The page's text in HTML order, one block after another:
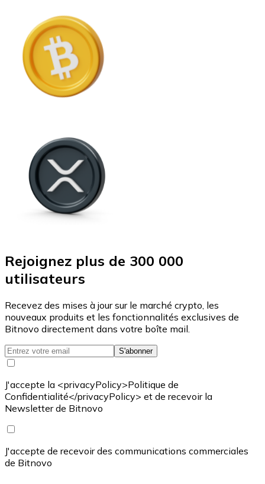
Rejoignez plus de 300 000
utilisateurs
Recevez des mises à jour sur le marché crypto, les
nouveaux produits et les fonctionnalités exclusives de
Bitnovo directement dans votre boîte mail.
S'abonner
J'accepte la <privacyPolicy>Politique de
Confidentialité</privacyPolicy> et de recevoir la
Newsletter de Bitnovo
J'accepte de recevoir des communications commerciales
de Bitnovo